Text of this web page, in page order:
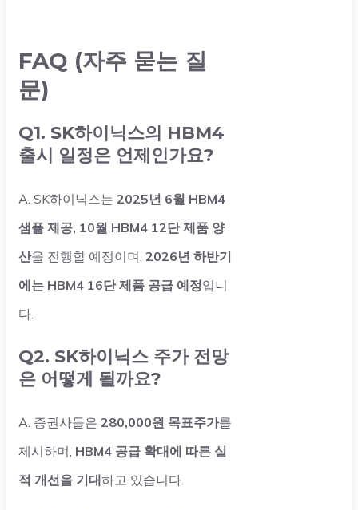
FAQ (자주 묻는 질
문)
Q1. SK하이닉스의 HBM4
출시 일정은 언제인가요?
A. SK하이닉스는 2025년 6월 HBM4
샘플 제공, 10월 HBM4 12단 제품 양
산을 진행할 예정이며, 2026년 하반기
에는 HBM4 16단 제품 공급 예정입니
다.
Q2. SK하이닉스 주가 전망
은 어떻게 될까요?
A. 증권사들은 280,000원 목표주가를
제시하며, HBM4 공급 확대에 따른 실
적 개선을 기대하고 있습니다.